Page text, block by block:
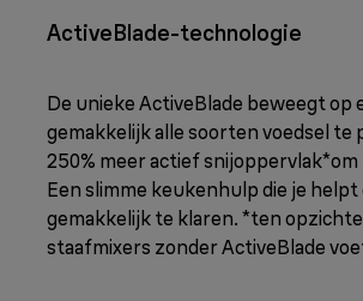
ActiveBlade-technologie
De unieke ActiveBlade beweegt op
gemakkelijk alle soorten voedsel te
250% meer actief
Een slimme keukenhulp die je helpt
gemakkelijk te klaren. *ten
staafmixers zonder ActiveBlade